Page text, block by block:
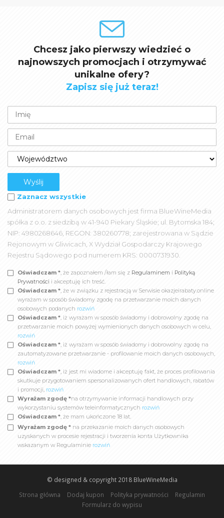
Chcesz jako pierwszy wiedzieć o
najnowszych promocjach i otrzymywać
unikalne ofery?
Zapisz się już teraz!
Zaznacz wszystkie
Administratorem danych osobowych jest firma BlueWineMedia
spółka z o.o. z siedzibą w 41-940 Piekary Śląskie; ul. Bytomska 184;
NIP: 4980268646, REGON: 380260778; zarejestrowana w Sądzie
Rejonowym w Gliwicach, X Wydział Gospodarczy Krajowego
Rejestru Sądowego pod numerem KRS: 0000731930.
Oświadczam *, że zapoznałem /łam się z Regulaminem i Polityką
Prywatności i akceptuję ich treść.
Oświadczam *, że w związku z rejestracją w Serwisie okazjeirabaty.online
wyrażam w sposób świadomy zgodę na przetwarzanie moich danych
osobowych podanych rozwiń
Oświadczam *, iż wyrażam w sposób świadomy i dobrowolny zgodę na
przetwarzanie moich powyżej wymienionych danych osobowych w celu,
rozwiń
Oświadczam *, iż wyrażam w sposób świadomy i dobrowolny zgodę na
zautomatyzowane przetwarzanie - profilowanie moich danych osobowych,
rozwiń
Oświadczam *, iż jest mi wiadome i akceptuję fakt, że proces profilowania
skutkuje przygotowaniem spersonalizowanych ofert handlowych, rabatów
i promocji, rozwiń
Wyrażam zgodę *na otrzymywanie informacji handlowych przy
wykorzystaniu systemów teleinformatycznych rozwiń
Oświadczam *, że mam ukończone 18 lat.
Wyrażam zgodę * na przekazanie moich danych osobowych
uzyskanych w procesie rejestracji i tworzenia konta Użytkownika
wskazanym w Regulaminie rozwiń
© designed & copyright 2018 BlueWineMedia
Strona główna
Dodaj kupon Polityka prywatności
Regulamin
Formularz do wypisu